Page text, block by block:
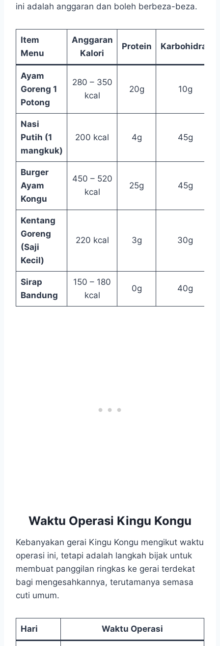
ini adalah anggaran dan boleh berbeza-beza.
Item
Menu
Anggaran
Kalori
Protein Karbohidrat
Ayam
Goreng 1
Potong
280 – 350
kcal
20g 10g
Nasi
Putih (1
mangkuk)
200 kcal 4g 45g
Burger
Ayam
Kongu
450 – 520
kcal
25g 45g
Kentang
Goreng
(Saji
Kecil)
220 kcal 3g 30g
Sirap
Bandung
150 – 180
kcal
0g 40g
Waktu Operasi Kingu Kongu
Kebanyakan gerai Kingu Kongu mengikut waktu
operasi ini, tetapi adalah langkah bijak untuk
membuat panggilan ringkas ke gerai terdekat
bagi mengesahkannya, terutamanya semasa
cuti umum.
Hari Waktu Operasi